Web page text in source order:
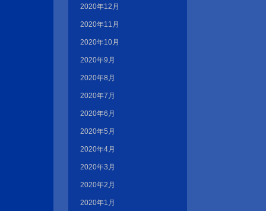
2020年12月
2020年11月
2020年10月
2020年9月
2020年8月
2020年7月
2020年6月
2020年5月
2020年4月
2020年3月
2020年2月
2020年1月